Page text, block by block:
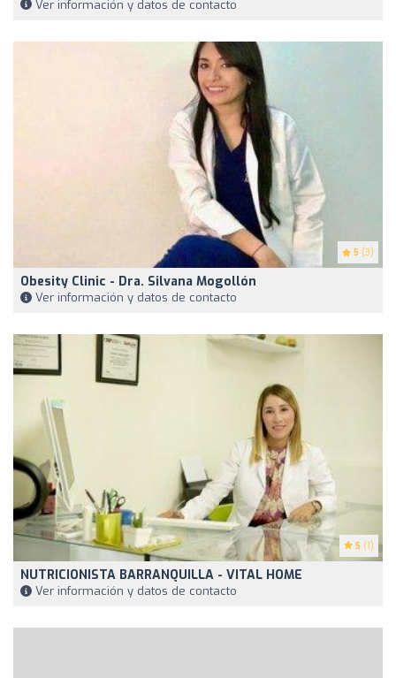
Ver información y datos de contacto
5 (3)
Obesity Clinic - Dra. Silvana Mogollón
Ver información y datos de contacto
5 (1)
NUTRICIONISTA BARRANQUILLA - VITAL HOME
Ver información y datos de contacto